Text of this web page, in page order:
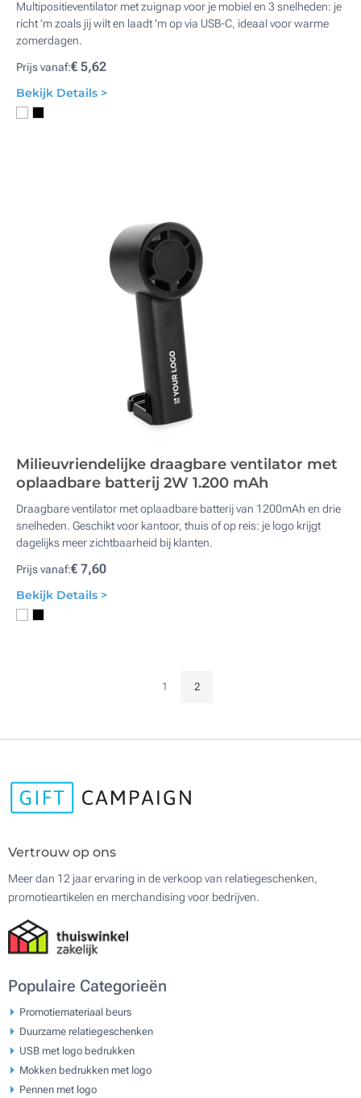
Multipositieventilator met zuignap voor je mobiel en 3 snelheden: je
richt ’m zoals jij wilt en laadt ’m op via USB-C, ideaal voor warme
zomerdagen.
Prijs vanaf:€ 5,62
Bekijk Details >
Milieuvriendelijke draagbare ventilator met
oplaadbare batterij 2W 1.200 mAh
Draagbare ventilator met oplaadbare batterij van 1200mAh en drie
snelheden. Geschikt voor kantoor, thuis of op reis: je logo krijgt
dagelijks meer zichtbaarheid bij klanten.
Prijs vanaf:€ 7,60
Bekijk Details >
1 2
Vertrouw op ons
Meer dan 12 jaar ervaring in de verkoop van relatiegeschenken,
promotieartikelen en merchandising voor bedrijven.
Populaire Categorieën
Promotiemateriaal beurs
Duurzame relatiegeschenken
USB met logo bedrukken
Mokken bedrukken met logo
Pennen met logo